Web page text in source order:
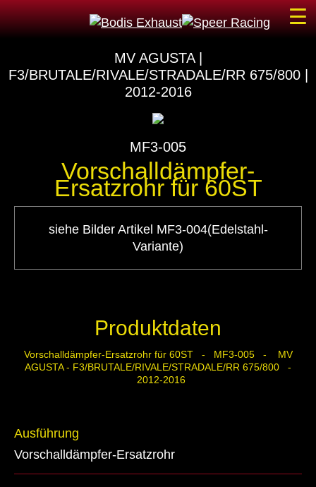
MV AGUSTA |
F3/BRUTALE/RIVALE/STRADALE/RR 675/800 |
2012-2016
MF3-005
Vorschalldämpfer-
Ersatzrohr für 60ST
siehe Bilder Artikel MF3-004(Edelstahl-
Variante)
Produktdaten
Vorschalldämpfer-Ersatzrohr für 60ST - MF3-005 - MV
AGUSTA - F3/BRUTALE/RIVALE/STRADALE/RR 675/800 -
2012-2016
Ausführung
Vorschalldämpfer-Ersatzrohr
☰